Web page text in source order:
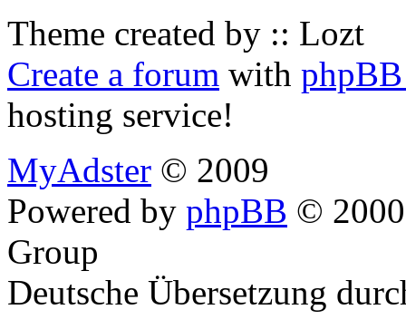
Theme created by :: Lozt
Create a forum with
hosting service!
MyAdster © 2009
Powered by phpBB ©
Group
Deutsche Übersetzung